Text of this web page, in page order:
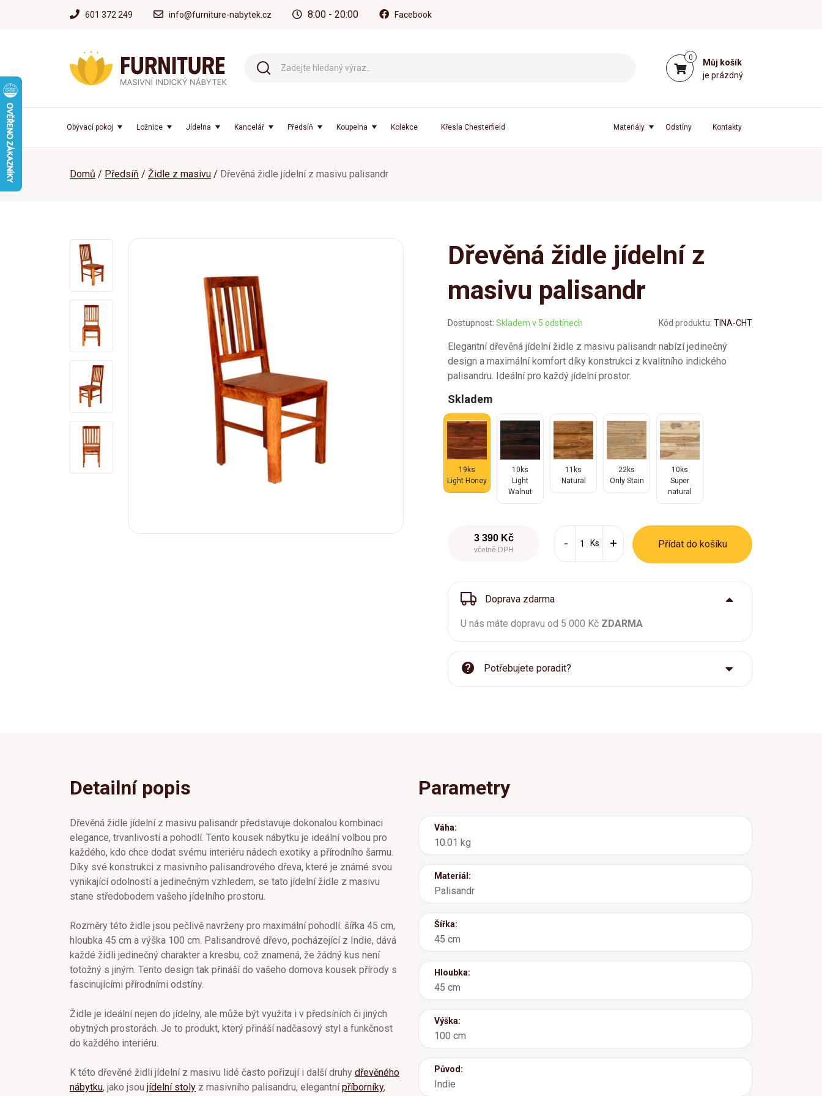
601 372 249 info@furniture-nabytek.cz 8:00 - 20:00 Facebook
0
Můj košík
je prázdný
Obývací pokoj Ložnice Jídelna Kancelář Předsíň Koupelna Kolekce Křesla Chesterfield Kontakty
Odstíny
Materiály
Domů Předsíň Židle z masivu Dřevěná židle jídelní z masivu palisandr
Dřevěná židle jídelní z
masivu palisandr
Dostupnost: Skladem v 5 odstínech Kód produktu: TINA-CHT
Elegantní dřevěná jídelní židle z masivu palisandr nabízí jedinečný
design a maximální komfort díky konstrukci z kvalitního indického
palisandru. Ideální pro každý jídelní prostor.
Skladem
19ks
Light Honey
10ks
Light
Walnut
11ks
Natural
22ks
Only Stain
10ks
Super
natural
3 390 Kč
včetně DPH
Ks Přídat do košíku
Doprava zdarma
U nás máte dopravu od 5 000 Kč ZDARMA
Potřebujete poradit?
Detailní popis
Dřevěná židle jídelní z masivu palisandr představuje dokonalou kombinaci
elegance, trvanlivosti a pohodlí. Tento kousek nábytku je ideální volbou pro
každého, kdo chce dodat svému interiéru nádech exotiky a přírodního šarmu.
Díky své konstrukci z masivního palisandrového dřeva, které je známé svou
vynikající odolností a jedinečným vzhledem, se tato jídelní židle z masivu
stane středobodem vašeho jídelního prostoru.
Rozměry této židle jsou pečlivě navrženy pro maximální pohodlí: šířka 45 cm,
hloubka 45 cm a výška 100 cm. Palisandrové dřevo, pocházející z Indie, dává
každé židli jedinečný charakter a kresbu, což znamená, že žádný kus není
totožný s jiným. Tento design tak přináší do vašeho domova kousek přírody s
fascinujícími přírodními odstíny.
Židle je ideální nejen do jídelny, ale může být využita i v předsíních či jiných
obytných prostorách. Je to produkt, který přináší nadčasový styl a funkčnost
do každého interiéru.
K této dřevěné židli jídelní z masivu lidé často pořizují i další druhy dřevěného
nábytku, jako jsou jídelní stoly z masivního palisandru, elegantnípříborníky,
Parametry
Váha:
10.01 kg
Materiál:
Palisandr
Šířka:
45 cm
Hloubka:
45 cm
Výška:
100 cm
Původ:
Indie